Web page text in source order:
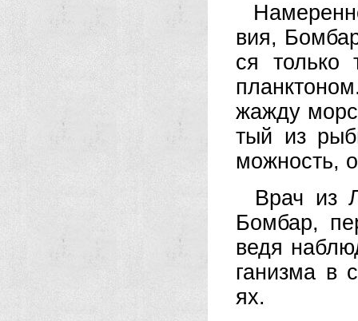
вия,
ся
жа­ж­ду
тый из
мож­ность,
Врач из
Бом­бар,
ве­дя
га­низ­ма в
ях.